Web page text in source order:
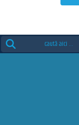
Search
for: